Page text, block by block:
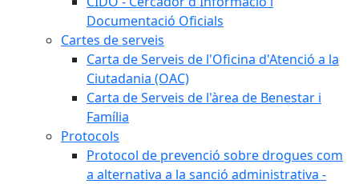
Documentació Oficials
Cartes de serveis
Carta de Serveis de l'Oficina d'Atenció a la
Ciutadania (OAC)
Carta de Serveis de l'àrea de Benestar i
Família
Protocols
Protocol de prevenció sobre drogues com
a alternativa a la sanció administrativa -